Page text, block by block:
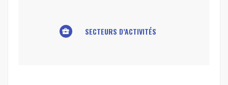
business_center SECTEURS D’ACTIVITÉS